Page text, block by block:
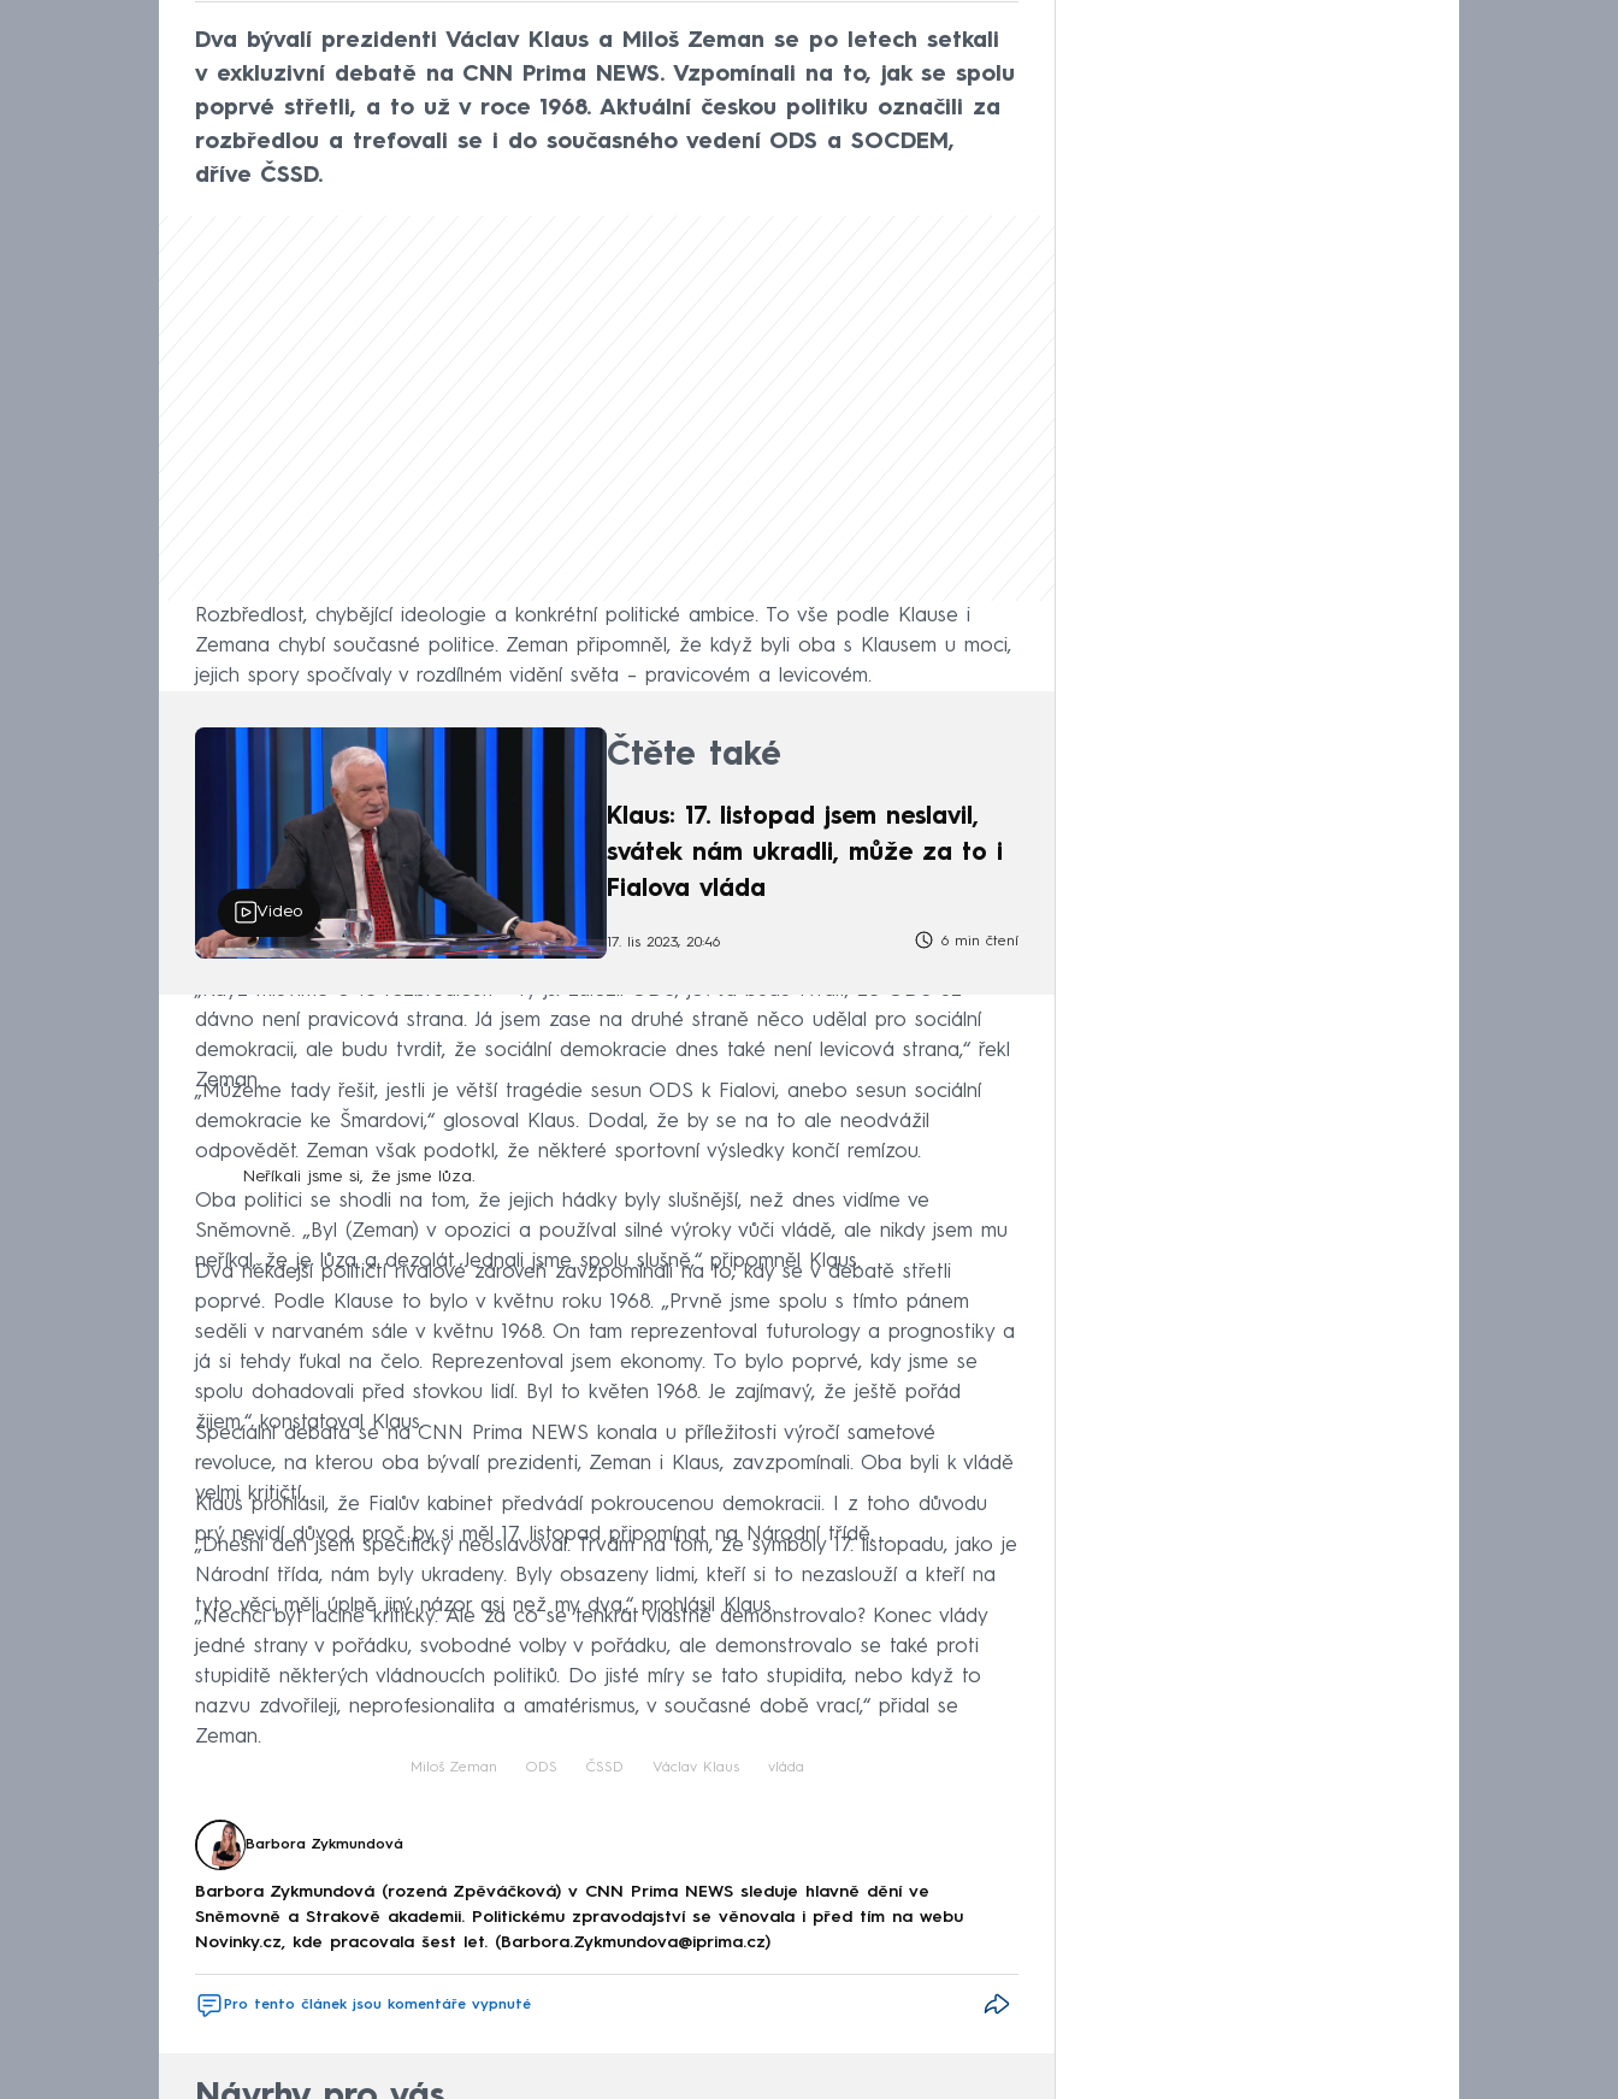
Dva bývalí prezidenti Václav Klaus a Miloš Zeman se po letech setkali
v exkluzivní debatě na CNN Prima NEWS. Vzpomínali na to, jak se spolu
poprvé střetli, a to už v roce 1968. Aktuální českou politiku označili za
rozbředlou a trefovali se i do současného vedení ODS a SOCDEM,
dříve ČSSD.
Rozbředlost, chybějící ideologie a konkrétní politické ambice. To vše podle Klause i
Zemana chybí současné politice. Zeman připomněl, že když byli oba s Klausem u moci,
jejich spory spočívaly v rozdílném vidění světa – pravicovém a levicovém.
Video
Čtěte také
Klaus: 17. listopad jsem neslavil,
svátek nám ukradli, může za to i
Fialova vláda
17. lis 2023, 20:46 6 min čtení
„Když mluvíme o té rozbředlosti – ty jsi založil ODS, jo? Já budu tvrdit, že ODS už
dávno není pravicová strana. Já jsem zase na druhé straně něco udělal pro sociální
demokracii, ale budu tvrdit, že sociální demokracie dnes také není levicová strana,“ řekl
Zeman.
„Můžeme tady řešit, jestli je větší tragédie sesun ODS k Fialovi, anebo sesun sociální
demokracie ke Šmardovi,“ glosoval Klaus. Dodal, že by se na to ale neodvážil
odpovědět. Zeman však podotkl, že některé sportovní výsledky končí remízou.
Neříkali jsme si, že jsme lůza.
Oba politici se shodli na tom, že jejich hádky byly slušnější, než dnes vidíme ve
Sněmovně. „Byl (Zeman) v opozici a používal silné výroky vůči vládě, ale nikdy jsem mu
neříkal, že je lůza a dezolát. Jednali jsme spolu slušně,“ připomněl Klaus.
Dva někdejší političtí rivalové zároveň zavzpomínali na to, kdy se v debatě střetli
poprvé. Podle Klause to bylo v květnu roku 1968. „Prvně jsme spolu s tímto pánem
seděli v narvaném sále v květnu 1968. On tam reprezentoval futurology a prognostiky a
já si tehdy ťukal na čelo. Reprezentoval jsem ekonomy. To bylo poprvé, kdy jsme se
spolu dohadovali před stovkou lidí. Byl to květen 1968. Je zajímavý, že ještě pořád
žijem,“ konstatoval Klaus.
Speciální debata se na CNN Prima NEWS konala u příležitosti výročí sametové
revoluce, na kterou oba bývalí prezidenti, Zeman i Klaus, zavzpomínali. Oba byli k vládě
velmi kritičtí.
Klaus prohlásil, že Fialův kabinet předvádí pokroucenou demokracii. I z toho důvodu
prý nevidí důvod, proč by si měl 17. listopad připomínat na Národní třídě.
„Dnešní den jsem specificky neoslavoval. Trvám na tom, že symboly 17. listopadu, jako je
Národní třída, nám byly ukradeny. Byly obsazeny lidmi, kteří si to nezaslouží a kteří na
tyto věci měli úplně jiný názor asi než my dva,“ prohlásil Klaus.
„Nechci být lacině kritický. Ale za co se tenkrát vlastně demonstrovalo? Konec vlády
jedné strany v pořádku, svobodné volby v pořádku, ale demonstrovalo se také proti
stupiditě některých vládnoucích politiků. Do jisté míry se tato stupidita, nebo když to
nazvu zdvořileji, neprofesionalita a amatérismus, v současné době vrací,“ přidal se
Zeman.
Miloš Zeman ODS ČSSD Václav Klaus vláda
Barbora Zykmundová
Barbora Zykmundová (rozená Zpěváčková) v CNN Prima NEWS sleduje hlavně dění ve
Sněmovně a Strakově akademii. Politickému zpravodajství se věnovala i před tím na webu
Novinky.cz, kde pracovala šest let. (Barbora.Zykmundova@iprima.cz)
Pro tento článek jsou komentáře vypnuté